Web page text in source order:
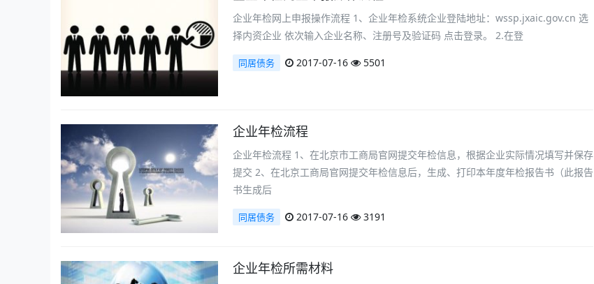
企业年检网上申报操作流程 1、企业年检系统企业登陆地址：wssp.jxaic.gov.cn 选
择内资企业 依次输入企业名称、注册号及验证码 点击登录。 2.在登
同居债务 2017-07-16 5501
企业年检流程
企业年检流程 1、在北京市工商局官网提交年检信息，根据企业实际情况填写并保存
提交 2、在北京工商局官网提交年检信息后，生成、打印本年度年检报告书（此报告
书生成后
同居债务 2017-07-16 3191
企业年检所需材料